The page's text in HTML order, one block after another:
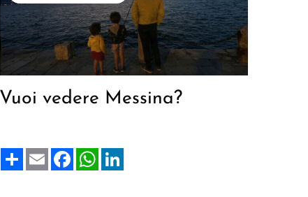
Vuoi vedere Messina?
ShareEmailFacebookWhatsApp